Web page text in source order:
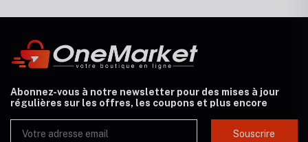
Abonnez-vous à notre newsletter pour des mises à jour
régulières sur les offres, les coupons et plus encore
Souscrire